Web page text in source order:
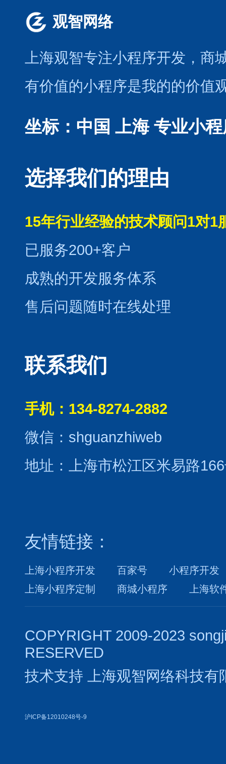
观智网络
上海观智专注小程序开发 ，商
有价值的小程序是我的的价值
坐标：中国 上海 专业小
选择我们的理由
15年行业经验的技术顾问1对1
已服务200+客户
成熟的开发服务体系
售后问题随时在线处理
联系我们
手机：134-8274-2882
微信：shguanzhiweb
地址：上海市松江区米易路
友情链接：
上海小程序开发 百家号
小程序开发
上海小程序定制
商城小程序 上海软
COPYRIGHT 2009-2023
RESERVED
技术支持
上海观智网络科技有
沪ICP备12010248号-9